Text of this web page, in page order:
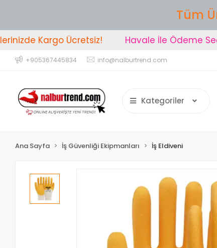
Tüm
Kargo Ücretsiz! Havale İle Ödeme
+905367445834 info@nalburtrend.com
Kategoriler
Ana Sayfa İş Güvenliği Ekipmanları İş Eldiveni